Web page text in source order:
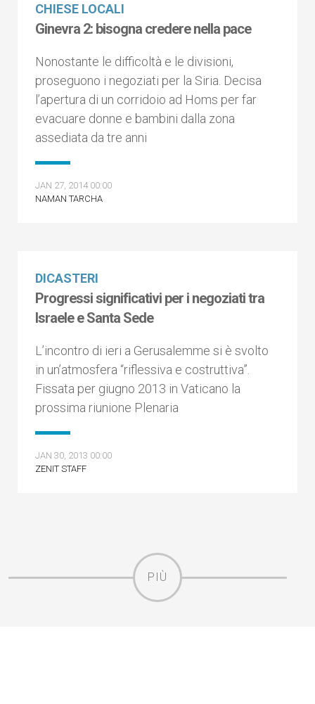
CHIESE LOCALI
Ginevra 2: bisogna credere nella pace
Nonostante le difficoltà e le divisioni,
proseguono i negoziati per la Siria. Decisa
l’apertura di un corridoio ad Homs per far
evacuare donne e bambini dalla zona
assediata da tre anni
JAN 27, 2014 00:00
NAMAN TARCHA
DICASTERI
Progressi significativi per i negoziati tra
Israele e Santa Sede
L’incontro di ieri a Gerusalemme si è svolto
in un’atmosfera “riflessiva e costruttiva”.
Fissata per giugno 2013 in Vaticano la
prossima riunione Plenaria
JAN 30, 2013 00:00
ZENIT STAFF
PIÙ